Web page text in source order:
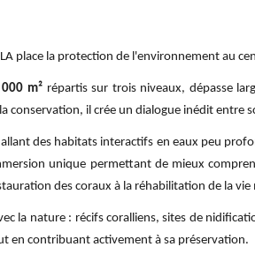
place la protection de l'environnement au
m²répartis sur trois niveaux, dépasse
conservation, il crée un dialogue inédit entre
des habitats interactifs en eaux peu
unique permettant de mieux
des coraux à la réhabilitation de la vie
la nature : récifs coralliens, sites de
en contribuant activement à sa préservation.